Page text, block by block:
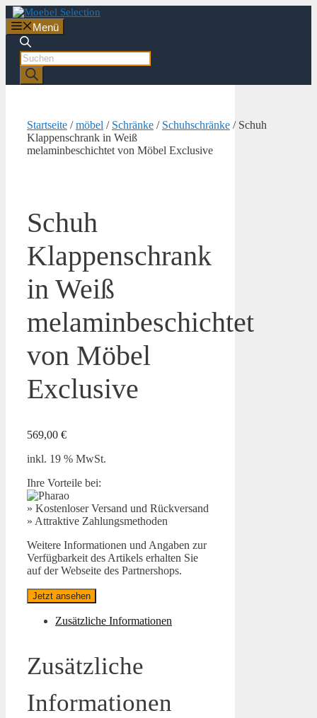
Zum
Inhalt
springen
Menü
Products
search
Startseite /möbel / Schränke / Schuhschränke / Schuh
Klappenschrank in Weiß
melaminbeschichtet von Möbel Exclusive
Schuh
Klappenschrank
in Weiß
melaminbeschichtet
von Möbel
Exclusive
569,00 €
inkl. 19 % MwSt.
Ihre Vorteile bei:
» Kostenloser Versand und Rückversand
» Attraktive Zahlungsmethoden
Weitere Informationen und Angaben zur
Verfügbarkeit des Artikels erhalten Sie
auf der Webseite des Partnershops.
Jetzt ansehen
Zusätzliche Informationen
Zusätzliche
Informationen